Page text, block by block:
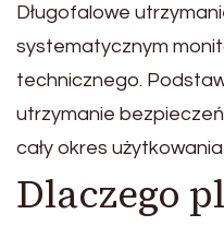
Długofalowe
systematycznym
technicznego.
utrzymanie
cały okres
Dlaczego